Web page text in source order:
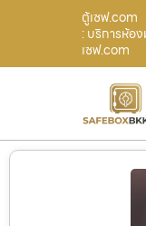
ตู้เซฟ.com
: บริการห้อ
เซฟ.com